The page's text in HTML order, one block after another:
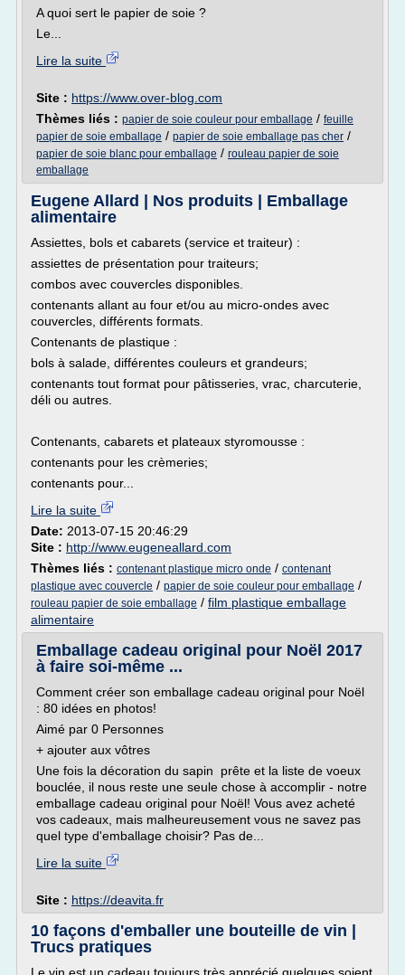
A quoi sert le papier de soie ?
Le...
Lire la suite
Site : https://www.over-blog.com
Thèmes liés : papier de soie couleur pour emballage / feuille
papier de soie emballage / papier de soie emballage pas cher /
papier de soie blanc pour emballage / rouleau papier de soie
emballage
Eugene Allard | Nos produits | Emballage
alimentaire
Assiettes, bols et cabarets (service et traiteur) :
assiettes de présentation pour traiteurs;
combos avec couvercles disponibles.
contenants allant au four et/ou au micro-ondes avec
couvercles, différents formats.
Contenants de plastique :
bols à salade, différentes couleurs et grandeurs;
contenants tout format pour pâtisseries, vrac, charcuterie,
déli ou autres.
Contenants, cabarets et plateaux styromousse :
contenants pour les crèmeries;
contenants pour...
Lire la suite
Date: 2013-07-15 20:46:29
Site : http://www.eugeneallard.com
Thèmes liés : contenant plastique micro onde / contenant
plastique avec couvercle / papier de soie couleur pour emballage /
rouleau papier de soie emballage / film plastique emballage
alimentaire
Emballage cadeau original pour Noël 2017
à faire soi-même ...
Comment créer son emballage cadeau original pour Noël
: 80 idées en photos!
Aimé par 0 Personnes
+ ajouter aux vôtres
Une fois la décoration du sapin prête et la liste de voeux
bouclée, il nous reste une seule chose à accomplir - notre
emballage cadeau original pour Noël! Vous avez acheté
vos cadeaux, mais malheureusement vous ne savez pas
quel type d'emballage choisir? Pas de...
Lire la suite
Site : https://deavita.fr
10 façons d'emballer une bouteille de vin |
Trucs pratiques